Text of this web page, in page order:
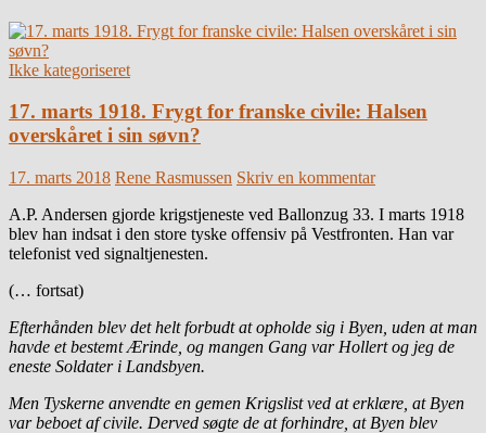
Ikke kategoriseret
17. marts 1918. Frygt for franske civile: Halsen
overskåret i sin søvn?
17. marts 2018 Rene Rasmussen Skriv en kommentar
A.P. Andersen gjorde krigstjeneste ved Ballonzug 33. I marts 1918
blev han indsat i den store tyske offensiv på Vestfronten. Han var
telefonist ved signaltjenesten.
(… fortsat)
Efterhånden blev det helt forbudt at opholde sig i Byen, uden at man
havde et bestemt Ærinde, og mangen Gang var Hollert og jeg de
eneste Soldater i Landsbyen.
Men Tyskerne anvendte en gemen Krigslist ved at erklære, at Byen
var beboet af civile. Derved søgte de at forhindre, at Byen blev